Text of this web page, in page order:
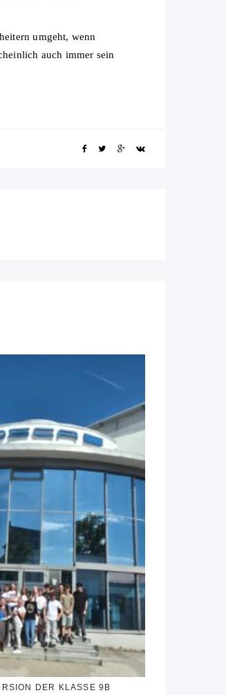
umgeht, wenn
auch immer sein
DER KLASSE 9B